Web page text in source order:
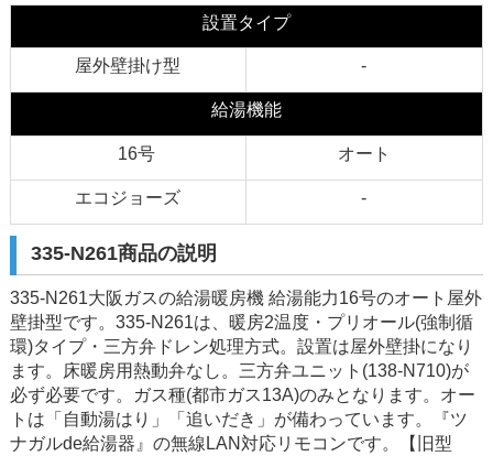
設置タイプ
屋外壁掛け型 -
給湯機能
16号 オート
エコジョーズ -
335-N261商品の説明
335-N261大阪ガスの給湯暖房機 給湯能力16号のオート屋外
壁掛型です。335-N261は、暖房2温度・プリオール(強制循
環)タイプ・三方弁ドレン処理方式。設置は屋外壁掛になり
ます。床暖房用熱動弁なし。三方弁ユニット(138-N710)が
必ず必要です。ガス種(都市ガス13A)のみとなります。オー
トは「自動湯はり」「追いだき」が備わっています。『ツ
ナガルde給湯器』の無線LAN対応リモコンです。【旧型